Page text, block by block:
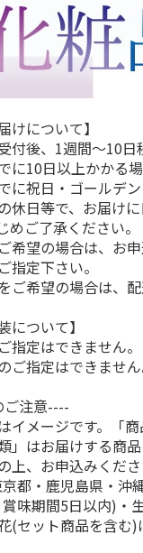
ンタル 3日プ
キャリア 完全
円
・税込)
WiFiレン
プラン
3,990円
(送料別・
けについて】
後、1週間～10日
に10日以上かかる場
に祝日・ゴールデ
休日等で、お届け
めご了承ください。
希望の場合は、お
指定下さい。
希望の場合は、配
について】
定はできません。
指定はできません
注意----
イメージです。「
」はお届けする商
上、お申込みくださ
都・鹿児島県・沖
味期間5日以内)・
(セット商品を含む